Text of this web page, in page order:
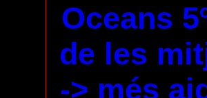
Oceans
de les
-> més